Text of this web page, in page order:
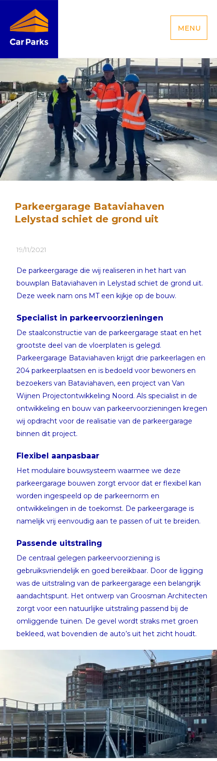
MENU
Parkeergarage Bataviahaven
Lelystad schiet de grond uit
19/11/2021
De parkeergarage die wij realiseren in het hart van
bouwplan Bataviahaven in Lelystad schiet de grond uit.
Deze week nam ons MT een kijkje op de bouw.
Specialist in parkeervoorzieningen
De staalconstructie van de parkeergarage staat en het
grootste deel van de vloerplaten is gelegd.
Parkeergarage Bataviahaven krijgt drie parkeerlagen en
204 parkeerplaatsen en is bedoeld voor bewoners en
bezoekers van Bataviahaven, een project van Van
Wijnen Projectontwikkeling Noord. Als specialist in de
ontwikkeling en bouw van parkeervoorzieningen kregen
wij opdracht voor de realisatie van de parkeergarage
binnen dit project.
Flexibel aanpasbaar
Het modulaire bouwsysteem waarmee we deze
parkeergarage bouwen zorgt ervoor dat er flexibel kan
worden ingespeeld op de parkeernorm en
ontwikkelingen in de toekomst. De parkeergarage is
namelijk vrij eenvoudig aan te passen of uit te breiden.
Passende uitstraling
De centraal gelegen parkeervoorziening is
gebruiksvriendelijk en goed bereikbaar. Door de ligging
was de uitstraling van de parkeergarage een belangrijk
aandachtspunt. Het ontwerp van Groosman Architecten
zorgt voor een natuurlijke uitstraling passend bij de
omliggende tuinen. De gevel wordt straks met groen
bekleed, wat bovendien de auto’s uit het zicht houdt.